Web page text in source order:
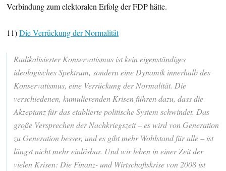
Verbindung zum elektoralen Erfolg der FDP hätte.
11)Die Verrückung der Normalität
Radikalisierter Konservatismus ist kein eigenständiges
ideologisches Spektrum, sondern eine Dynamik innerhalb des
Konservatismus, eine Verrückung der Normalität. Die
verschiedenen, kumulierenden Krisen führen dazu, dass die
Akzeptanz für das etablierte politische System schwindet. Das
große Versprechen der Nachkriegszeit – es wird von Generation
zu Generation besser, und es gibt mehr Wohlstand für alle – ist
längst nicht mehr einlösbar. Und wir leben in einer Zeit der
vielen Krisen: Die Finanz- und Wirtschaftskrise von 2008 ist